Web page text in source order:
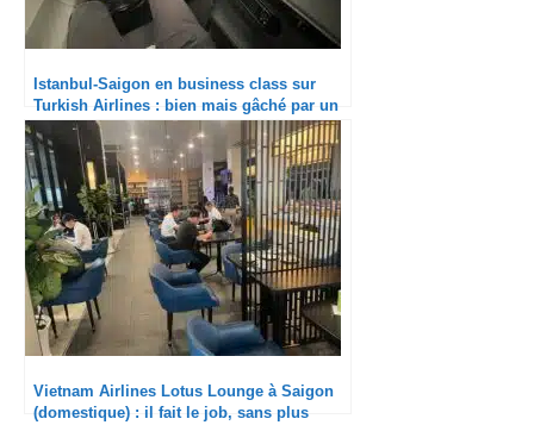
Istanbul-Saigon en business class sur
Turkish Airlines : bien mais gâché par un
gros retard
Vietnam Airlines Lotus Lounge à Saigon
(domestique) : il fait le job, sans plus